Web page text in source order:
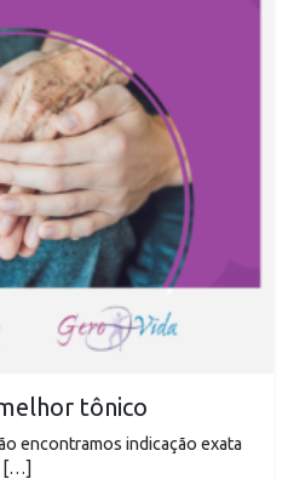
tônico
encontramos indicação exata
[…]